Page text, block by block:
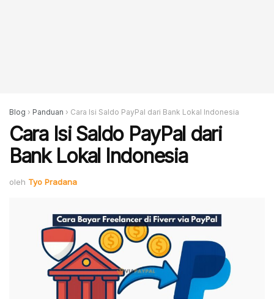
Blog › Panduan › Cara Isi Saldo PayPal dari Bank Lokal Indonesia
Cara Isi Saldo PayPal dari
Bank Lokal Indonesia
oleh Tyo Pradana